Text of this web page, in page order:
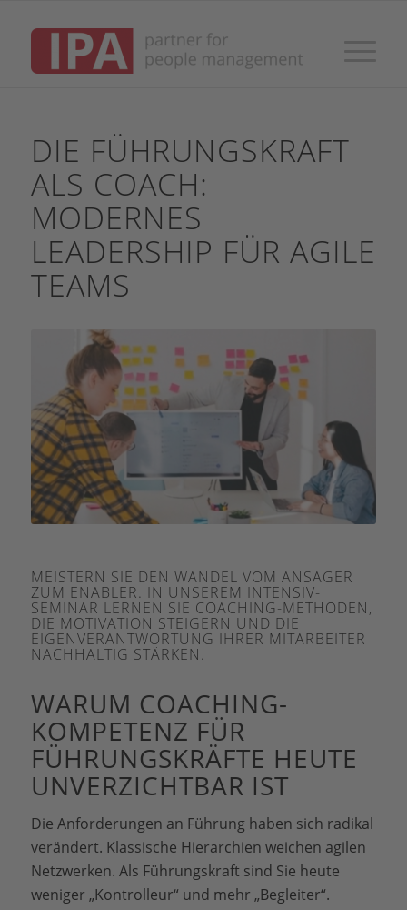
DIE FÜHRUNGSKRAFT
ALS COACH:
MODERNES
LEADERSHIP FÜR AGILE
TEAMS
MEISTERN SIE DEN WANDEL VOM ANSAGER
ZUM ENABLER. IN UNSEREM INTENSIV-
SEMINAR LERNEN SIE COACHING-METHODEN,
DIE MOTIVATION STEIGERN UND DIE
EIGENVERANTWORTUNG IHRER MITARBEITER
NACHHALTIG STÄRKEN.
WARUM COACHING-
KOMPETENZ FÜR
FÜHRUNGSKRÄFTE HEUTE
UNVERZICHTBAR IST
Die Anforderungen an Führung haben sich radikal
verändert. Klassische Hierarchien weichen agilen
Netzwerken. Als Führungskraft sind Sie heute
weniger „Kontrolleur“ und mehr „Begleiter“.